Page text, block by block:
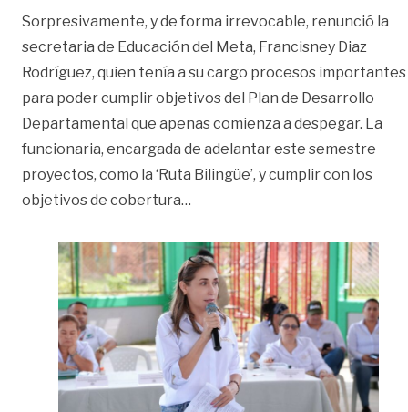
Sorpresivamente, y de forma irrevocable, renunció la
secretaria de Educación del Meta, Francisney Diaz
Rodríguez, quien tenía a su cargo procesos importantes
para poder cumplir objetivos del Plan de Desarrollo
Departamental que apenas comienza a despegar. La
funcionaria, encargada de adelantar este semestre
proyectos, como la ‘Ruta Bilingüe’, y cumplir con los
objetivos de cobertura…